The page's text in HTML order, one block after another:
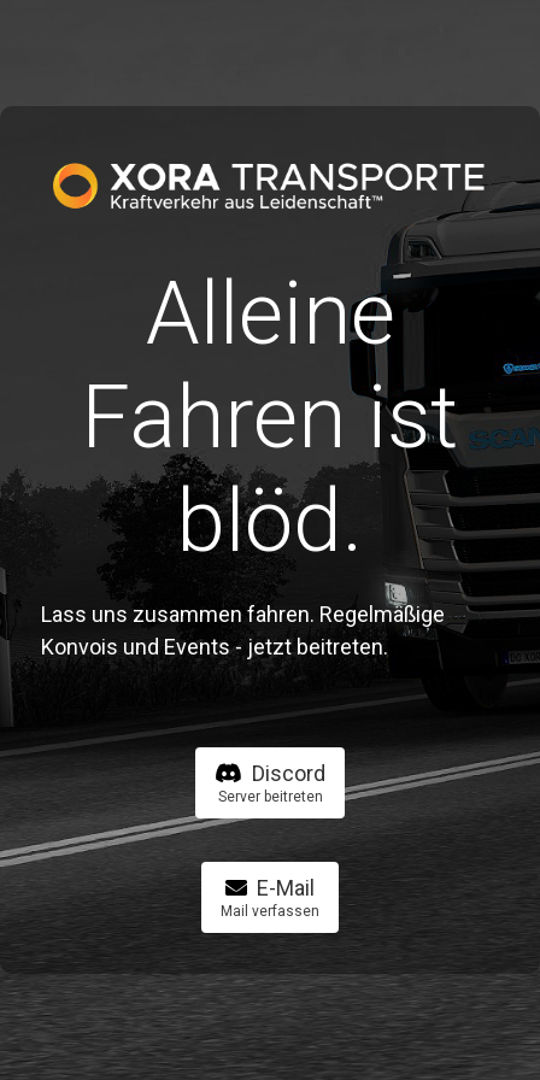
Alleine
Fahren ist
blöd.
Lass uns zusammen fahren. Regelmäßige
Konvois und Events - jetzt beitreten.
Discord
Server beitreten
E-Mail
Mail verfassen